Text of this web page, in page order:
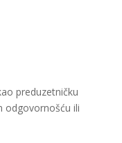
preduzetničku
odgovornošću ili